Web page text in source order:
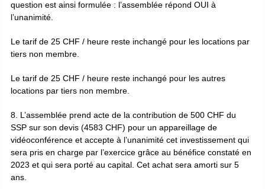
question est ainsi formulée : l’assemblée répond OUI à
l’unanimité.
Le tarif de 25 CHF / heure reste inchangé pour les locations par
tiers non membre.
Le tarif de 25 CHF / heure reste inchangé pour les autres
locations par tiers non membre.
8. L’assemblée prend acte de la contribution de 500 CHF du
SSP sur son devis (4583 CHF) pour un appareillage de
vidéoconférence et accepte à l’unanimité cet investissement qui
sera pris en charge par l’exercice grâce au bénéfice constaté en
2023 et qui sera porté au capital. Cet achat sera amorti sur 5
ans.